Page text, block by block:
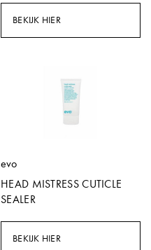
BEKIJK HIER
evo
HEAD MISTRESS CUTICLE
SEALER
BEKIJK HIER